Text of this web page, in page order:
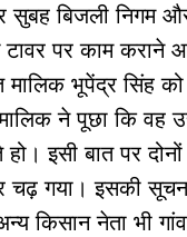
सुबह बिजली निगम
पर काम कराने
मालिक भूपेंद्र सिंह
ने पूछा कि वह
इसी बात पर दोनों
चढ़ गया। इसकी
किसान नेता भी